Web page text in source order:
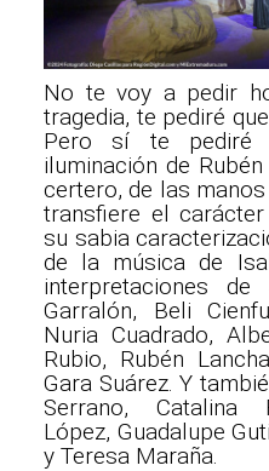
No te voy a pedir
tragedia, te pediré
Pero sí te pediré
iluminación de
certero, de las
transfiere el
su sabia
de la música de
interpretaciones
Garralón, Beli
Nuria Cuadrado,
Rubio, Rubén
Gara Suárez. Y
Serrano, Catalina
López, Guadalupe
y Teresa Maraña.